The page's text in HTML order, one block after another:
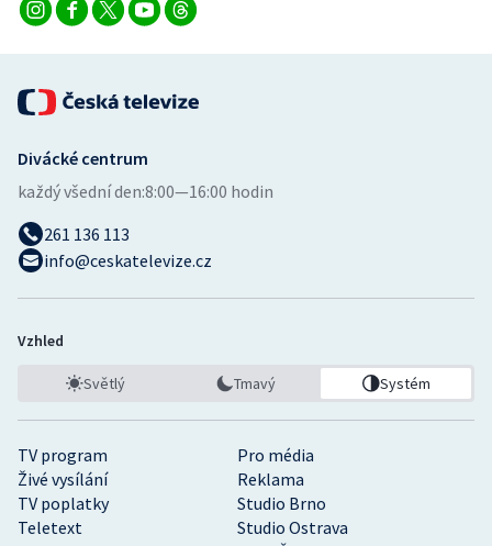
TV program
Pro média
Živé vysílání
Reklama
TV poplatky
Studio Brno
Teletext
Studio Ostrava
Divácké centrum
každý všední den:8:00—16:00 hodin
261 136 113
info@ceskatelevize.cz
Vzhled
Světlý Tmavý Systém